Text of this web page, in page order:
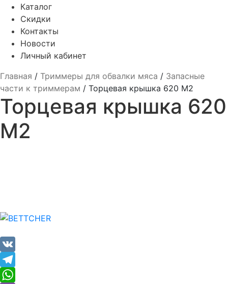
Каталог
Скидки
Контакты
Новости
Личный кабинет
Главная / Триммеры для обвалки мяса / Запасные
части к триммерам / Торцевая крышка 620 M2
Торцевая крышка 620
M2
VK
Telegram